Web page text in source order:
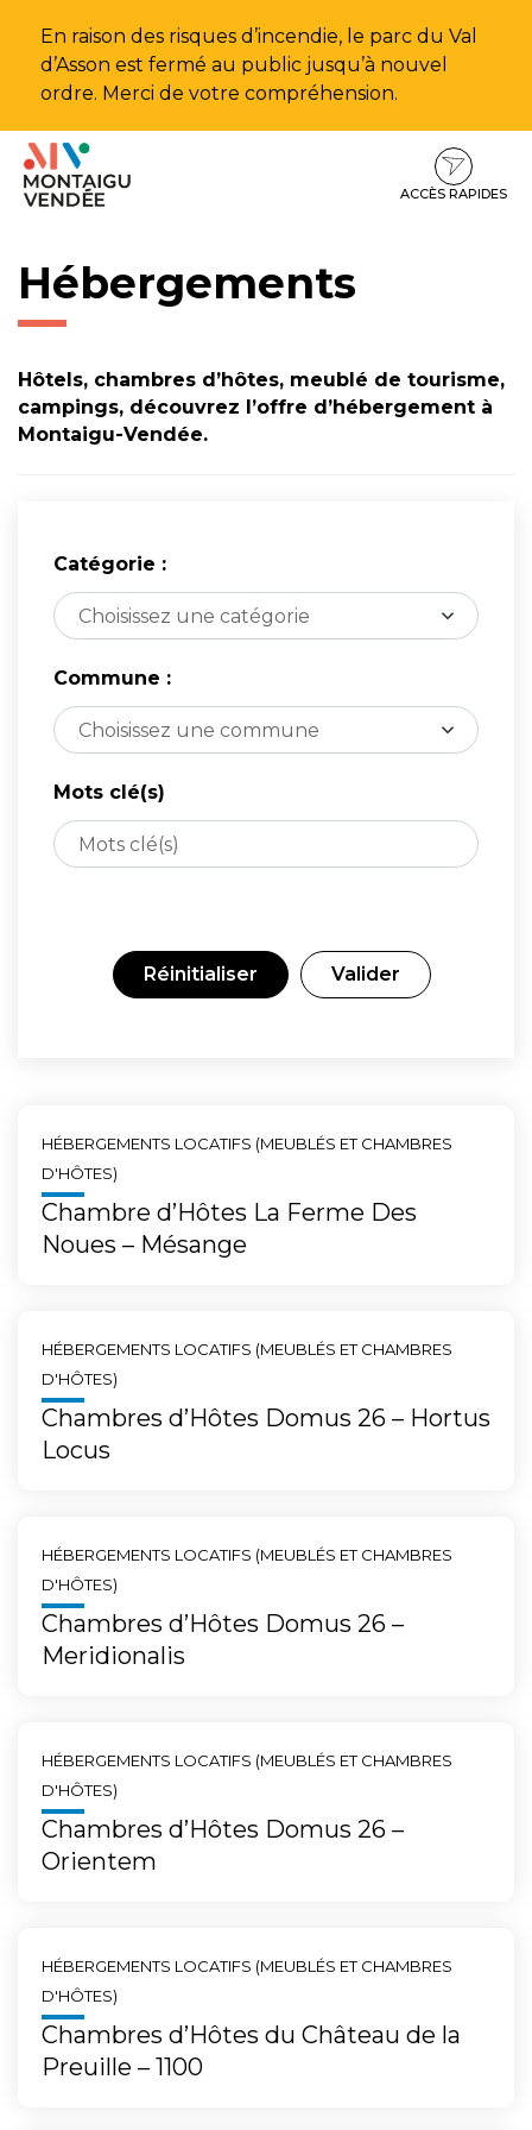
En raison des risques d’incendie, le parc du Val
d’Asson est fermé au public jusqu’à nouvel
ordre. Merci de votre compréhension.
Aller
Aller
contenu
Aller
pied
ACCÈS RAPIDES
Hébergements
Hôtels, chambres d’hôtes, meublé de tourisme,
campings, découvrez l’offre d’hébergement à
Montaigu-Vendée.
Catégorie :
Commune :
Mots clé(s)
Réinitialiser Valider
HÉBERGEMENTS LOCATIFS (MEUBLÉS ET CHAMBRES
D'HÔTES)
Chambre d’Hôtes La Ferme Des
Noues – Mésange
HÉBERGEMENTS LOCATIFS (MEUBLÉS ET CHAMBRES
D'HÔTES)
Chambres d’Hôtes Domus 26 – Hortus
Locus
HÉBERGEMENTS LOCATIFS (MEUBLÉS ET CHAMBRES
D'HÔTES)
Chambres d’Hôtes Domus 26 –
Meridionalis
HÉBERGEMENTS LOCATIFS (MEUBLÉS ET CHAMBRES
D'HÔTES)
Chambres d’Hôtes Domus 26 –
Orientem
HÉBERGEMENTS LOCATIFS (MEUBLÉS ET CHAMBRES
D'HÔTES)
Chambres d’Hôtes du Château de la
Preuille – 1100